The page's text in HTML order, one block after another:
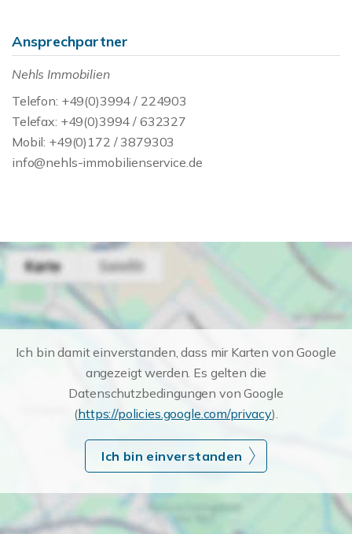
Ansprechpartner
Nehls Immobilien
Telefon: +49(0)3994 / 224903
Telefax: +49(0)3994 / 632327
Mobil: +49(0)172 / 3879303
info@nehls-immobilienservice.de
Ich bin damit einverstanden, dass mir Karten von Google
angezeigt werden. Es gelten die
Datenschutzbedingungen von Google
(https://policies.google.com/privacy).
Ich bin einverstanden